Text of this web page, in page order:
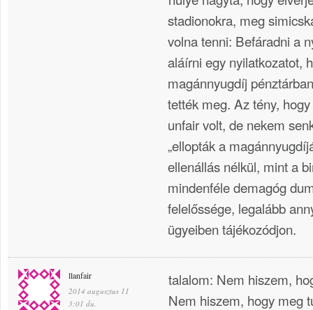
stadionokra, meg
volna tenni: Befáradni a
aláírni egy nyilatkozatot,
magánnyugdíj
tették meg. Az tény,
unfair volt, de nekem
„ellopták a
ellenállás nélkül, mint a
mindenféle demagóg
felelőssége, legalább
ügyeiben tájékozódjon.
llanfair
2014 augusztus 11
3:01 du.
talalom: Nem hiszem,
Nem hiszem, hogy meg